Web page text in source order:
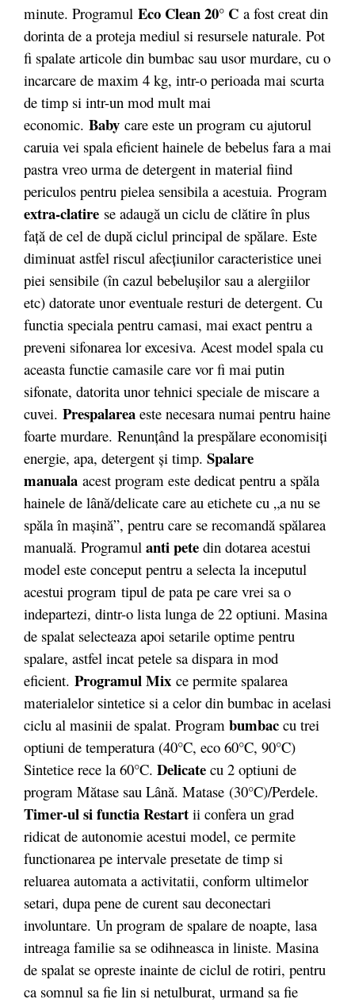
minute. Programul Eco Clean 20° C a fost creat din
dorinta de a proteja mediul si resursele naturale. Pot
fi spalate articole din bumbac sau usor murdare, cu o
incarcare de maxim 4 kg, intr-o perioada mai scurta
de timp si intr-un mod mult mai
economic. Baby care este un program cu ajutorul
caruia vei spala eficient hainele de bebelus fara a mai
pastra vreo urma de detergent in material fiind
periculos pentru pielea sensibila a acestuia. Program
extra-clatire se adaugă un ciclu de clătire în plus
faţă de cel de după ciclul principal de spălare. Este
diminuat astfel riscul afecţiunilor caracteristice unei
piei sensibile (în cazul bebeluşilor sau a alergiilor
etc) datorate unor eventuale resturi de detergent. Cu
functia speciala pentru camasi, mai exact pentru a
preveni sifonarea lor excesiva. Acest model spala cu
aceasta functie camasile care vor fi mai putin
sifonate, datorita unor tehnici speciale de miscare a
cuvei. Prespalarea este necesara numai pentru haine
foarte murdare. Renunţând la prespălare economisiţi
energie, apa, detergent şi timp. Spalare
manuala acest program este dedicat pentru a spăla
hainele de lână/delicate care au etichete cu „a nu se
spăla în maşină”, pentru care se recomandă spălarea
manuală. Programul anti pete din dotarea acestui
model este conceput pentru a selecta la inceputul
acestui program tipul de pata pe care vrei sa o
indepartezi, dintr-o lista lunga de 22 optiuni. Masina
de spalat selecteaza apoi setarile optime pentru
spalare, astfel incat petele sa dispara in mod
eficient. Programul Mix ce permite spalarea
materialelor sintetice si a celor din bumbac in acelasi
ciclu al masinii de spalat. Program bumbac cu trei
optiuni de temperatura (40°C, eco 60°C, 90°C)
Sintetice rece la 60°C. Delicate cu 2 optiuni de
program Mătase sau Lână. Matase (30°C)/Perdele.
Timer-ul si functia Restart ii confera un grad
ridicat de autonomie acestui model, ce permite
functionarea pe intervale presetate de timp si
reluarea automata a activitatii, conform ultimelor
setari, dupa pene de curent sau deconectari
involuntare. Un program de spalare de noapte, lasa
intreaga familie sa se odihneasca in liniste. Masina
de spalat se opreste inainte de ciclul de rotiri, pentru
ca somnul sa fie lin si netulburat, urmand sa fie